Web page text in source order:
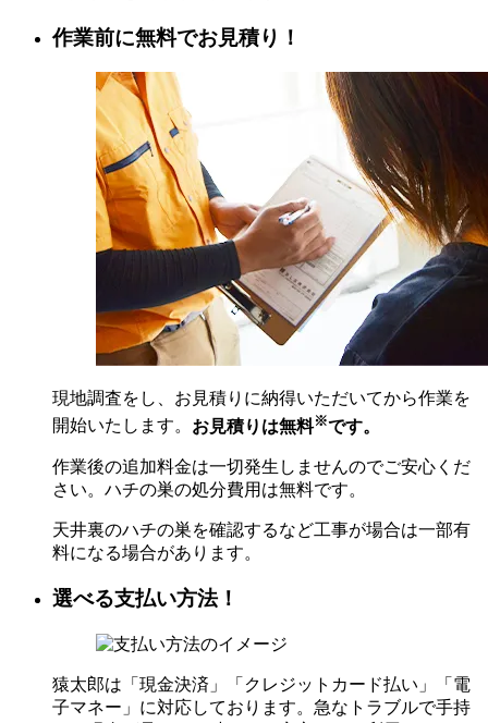
作業前に無料でお見積り！
現地調査をし、お見積りに納得いただいてから作業を
開始いたします。 お見積りは無料※です。
作業後の追加料金は一切発生しませんのでご安心くだ
さい。ハチの巣の処分費用は無料です。
天井裏のハチの巣を確認するなど工事が場合は一部有
料になる場合があります。
選べる支払い方法！
猿太郎は「現金決済」「クレジットカード払い」「電
子マネー」に対応しております。急なトラブルで手持